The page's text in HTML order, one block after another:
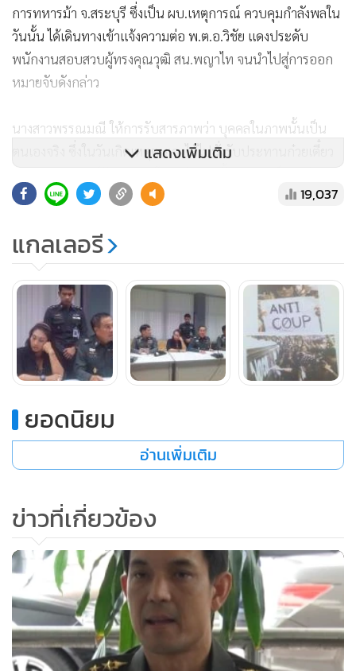
การทหารม้า จ.สระบุรี ซึ่งเป็น ผบ.เหตุการณ์ ควบคุมกำลังพลใน
วันนั้น ได้เดินทางเข้าแจ้งความต่อ พ.ต.อ.วิชัย แดงประดับ
พนักงานสอบสวบผู้ทรงคุณวุฒิ สน.พญาไท จนนำไปสู่การออก
หมายจับดังกล่าว
นางสาวพรรณมณี ให้การรับสารภาพว่า บุคคลในภาพนั้นเป็น
ตนเองจริง ซึ่งในวันเกิดเหตุตนเองได้ไปนั่งรับประทานก๋วยเตี๋ยว
ชุมนุมต้านรัฐประหาร จึงเดินทางเข้าร่วมชุมนุมตามปกติ แต่ช่วง
ควบคุมอารมณ์ไม่อยู่เลยเอาสเปรย์สีขาวขึ้นมาพ่นใส่รถของทหาร
ซึ่งตนเองไม่ทราบว่าจะเป็นข้อหาร้ายแรงและด้วยความรู้เท่าไม่
ถึงการณ์
แสดงเพิ่มเติม
19,037
แกลเลอรี
ยอดนิยม
อ่านเพิ่มเติม
ข่าวที่เกี่ยวข้อง